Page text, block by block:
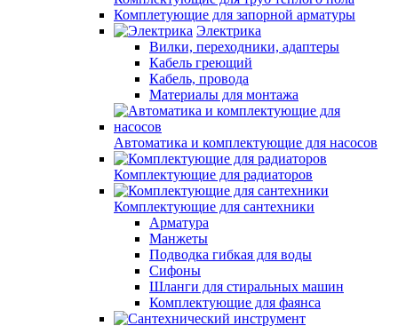
Комплетующие для запорной арматуры
Электрика
Вилки, переходники, адаптеры
Кабель греющий
Кабель, провода
Материалы для монтажа
Автоматика и комплектующие для насосов
Комплектующие для радиаторов
Комплектующие для сантехники
Арматура
Манжеты
Подводка гибкая для воды
Сифоны
Шланги для стиральных машин
Комплектующие для фаянса